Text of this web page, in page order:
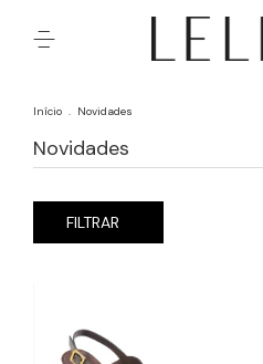
Início . Novidades
Novidades
FILTRAR